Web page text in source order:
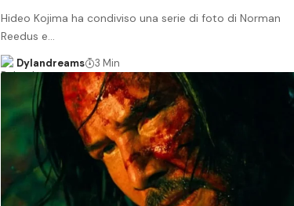
Hideo Kojima ha condiviso una serie di foto di Norman
Reedus e…
Dylandreams 3 Min